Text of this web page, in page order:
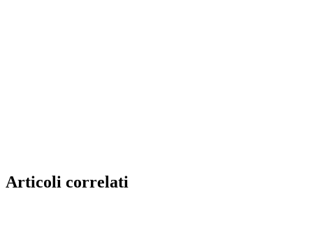
Articoli correlati